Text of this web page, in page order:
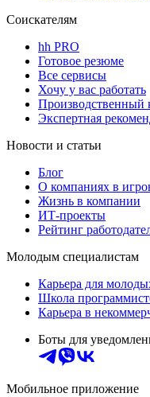
Соискателям
hh PRO
Готовое резюме
Все сервисы
Хочу у вас работать
Производственный
Экспертная
Новости и статьи
Блог
О компаниях в
Жизнь в компании
ИТ-проекты
Рейтинг
Молодым специалистам
Карьера для
Школа
Карьера в
Боты для
Мобильное приложение